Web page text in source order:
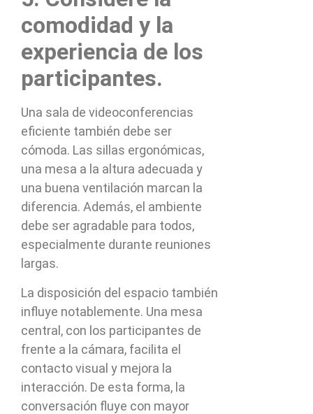
comodidad y la
experiencia de los
participantes.
Una sala de videoconferencias
eficiente también debe ser
cómoda. Las sillas ergonómicas,
una mesa a la altura adecuada y
una buena ventilación marcan la
diferencia. Además, el ambiente
debe ser agradable para todos,
especialmente durante reuniones
largas.
La disposición del espacio también
influye notablemente. Una mesa
central, con los participantes de
frente a la cámara, facilita el
contacto visual y mejora la
interacción. De esta forma, la
conversación fluye con mayor